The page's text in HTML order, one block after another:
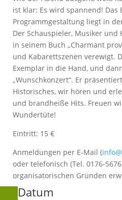
ist klar: Es wird spannend! Das
Programmgestaltung liegt in
Der Schauspieler, Musiker und
in seinem Buch „Charmant
und Kabarettszenen verewigt.
Exemplar in die Hand, und
„Wunschkonzert“. Er
Historisches, wir hören und
und brandheiße Hits. Freuen
Wundertüte!
Eintritt: 15 €
Anmeldungen per E-Mail (
oder telefonisch (Tel. 0176-
organisatorischen Gründen
Datum